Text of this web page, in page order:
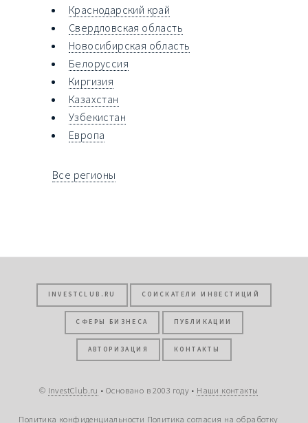
Краснодарский край
Свердловская область
Новосибирская область
Белоруссия
Киргизия
Казахстан
Узбекистан
Европа
Все регионы
INVESTCLUB.RU СОИСКАТЕЛИ ИНВЕСТИЦИЙ
СФЕРЫ БИЗНЕСА ПУБЛИКАЦИИ
АВТОРИЗАЦИЯ КОНТАКТЫ
© InvestClub.ru • Основано в 2003 году • Наши контакты
Политика конфиденциальности Политика согласия на обработку